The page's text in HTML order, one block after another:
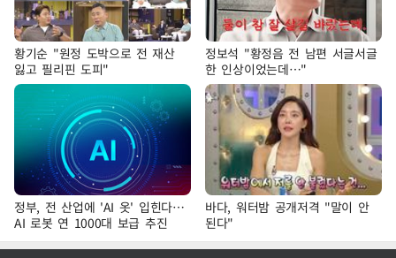
황기순 "원정 도박으로 전 재산
잃고 필리핀 도피"
정보석 "황정음 전 남편 서글서글
한 인상이었는데…"
정부, 전 산업에 'AI 옷' 입힌다…
AI 로봇 연 1000대 보급 추진
바다, 워터밤 공개저격 "말이 안
된다"